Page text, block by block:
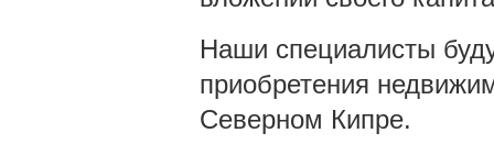
Наши специалисты
приобретения
Северном Кипре.